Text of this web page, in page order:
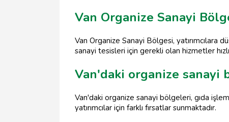
Van Organize Sanayi
Van Organize Sanayi Bölgesi, yatırımcılara
sanayi tesisleri için gerekli olan hizmetler
Van'daki organize
Van'daki organize sanayi bölgeleri, gıda
yatırımcılar için farklı fırsatlar sunmaktadır.